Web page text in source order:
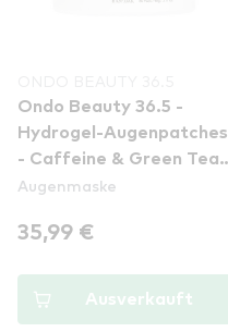
Ondo Beauty 36.5 -
Hydrogel-Augenpatches
- Caffeine & Green Tea
Antioxidant Eye Patches
Augenmaske
35,99 €
Ausverkauft